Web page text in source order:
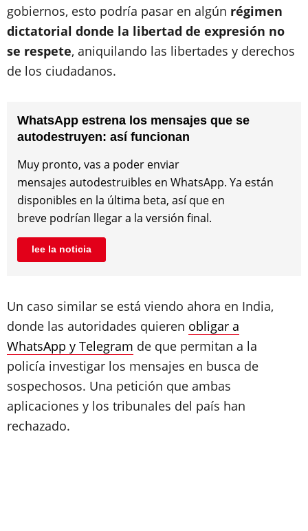
gobiernos, esto podría pasar en algún régimen
dictatorial donde la libertad de expresión no
se respete, aniquilando las libertades y derechos
de los ciudadanos.
WhatsApp estrena los mensajes que se
autodestruyen: así funcionan
Muy pronto, vas a poder enviar
mensajes autodestruibles en WhatsApp. Ya están
disponibles en la última beta, así que en
breve podrían llegar a la versión final.
lee la noticia
Un caso similar se está viendo ahora en India,
donde las autoridades quieren obligar a
WhatsApp y Telegram de que permitan a la
policía investigar los mensajes en busca de
sospechosos. Una petición que ambas
aplicaciones y los tribunales del país han
rechazado.